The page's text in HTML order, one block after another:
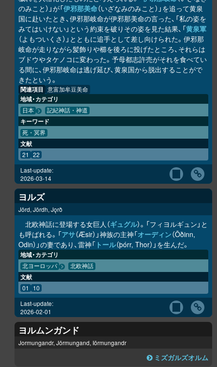
のみこと）」が「伊邪那美命（いざなみのみこと）」を追って黄泉
国に赴いたとき、伊邪那岐命が伊邪那美命の言った、「私の姿を
みてはいけない」という約束を破りその姿を見た結果、「黄泉軍
（よもついくさ）」とともに追手として差し向けられた。伊邪那
岐命が走りながら髪飾りや櫛を後ろに投げたところ、それらは
ブドウやタケノコに変わった。予母都志許売がそれを食べてい
る間に、伊邪那岐命は逃げ延び、黄泉国から脱出することがで
きたという。
関連項目 意富加牟豆美命
地域・カテゴリ
日本 記紀神話・神道
キーワード
死・冥界
文献
21 22
Last-update:
2026-03-14
ヨルズ
Jörd, Jördh, Jǫrð
北欧神話に登場する女巨人（ギュグル）。「フィヨルギュン」と
も呼ばれる。「アサ（Æsir）」神族の主神「オーディン（Ōðinn,
Odin）」の妻であり、雷神「 トール（þórr, Thor）」を生んだ。
地域・カテゴリ
北ヨーロッパ 北欧神話
文献
01
10
Last-update:
2026-02-01
ヨルムンガンド
Jormungandr, Jörmungand, Iörmungandr
ミズガルズオルム